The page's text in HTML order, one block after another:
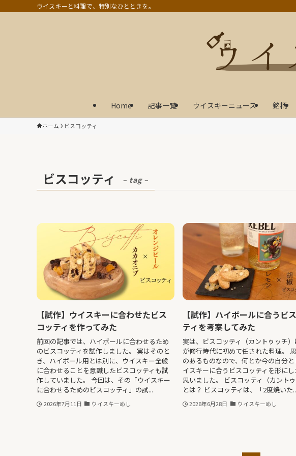
ウイスキーと料理で、特別なひとときを。
Home 記事一覧 ウイスキーニュース 銘柄
ホーム ビスコッティ
ビスコッティ – tag –
【試作】ウイスキーに合わせたビス
コッティを作ってみた
前回の記事では、ハイボールに合わせるため
のビスコッティを試作しました。 実はそのと
き、ハイボール用とは別に、ウイスキー全般
に合わせることを意識したビスコッティも試
作していました。 今回は、その「ウイスキー
に合わせるためのビスコッティ」の試...
2026年7月11日 ウイスキーめし
【試作】ハイボールに合うビ
ティを考案してみた
実は、ビスコッティ（カントゥッチ
が修行時代に初めて任された料理。
のあるものなので、何とか今の自分
イスキーに合うビスコッティを形にし
思いました。 ビスコッティ（カントゥ
とは？ ビスコッティは、「2度焼いた
2026年6月28日 ウイスキーめし